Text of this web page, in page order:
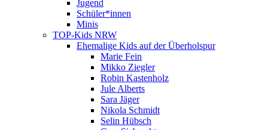
Jugend
Schüler*innen
Minis
TOP-Kids NRW
Ehemalige Kids auf der Überholspur
Marie Fein
Mikko Ziegler
Robin Kastenholz
Jule Alberts
Sara Jäger
Nikola Schmidt
Selin Hübsch